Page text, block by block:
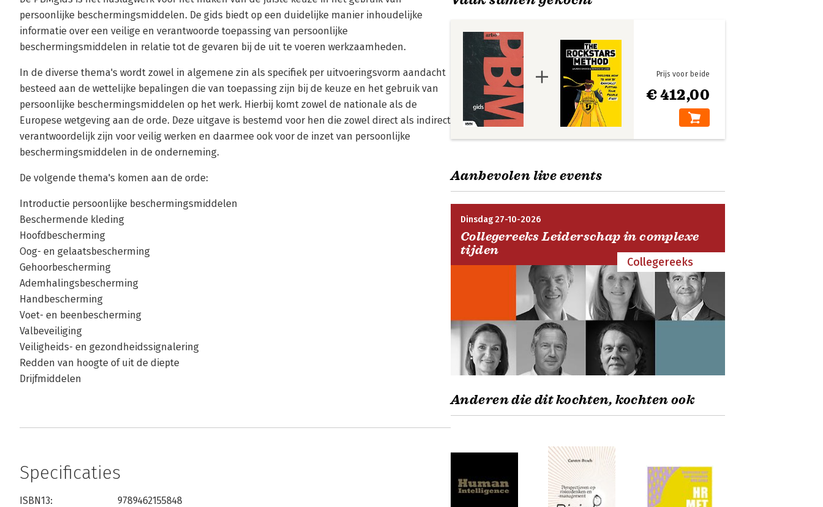
persoonlijke beschermingsmiddelen. De gids biedt op een duidelijke manier inhoudelijke
informatie over een veilige en verantwoorde toepassing van persoonlijke
beschermingsmiddelen in relatie tot de gevaren bij de uit te voeren werkzaamheden.
In de diverse thema's wordt zowel in algemene zin als specifiek per uitvoeringsvorm aandacht
besteed aan de wettelijke bepalingen die van toepassing zijn bij de keuze en het gebruik van
persoonlijke beschermingsmiddelen op het werk. Hierbij komt zowel de nationale als de
Europese wetgeving aan de orde. Deze uitgave is bestemd voor hen die zowel direct als indirect
verantwoordelijk zijn voor veilig werken en daarmee ook voor de inzet van persoonlijke
beschermingsmiddelen in de onderneming.
De volgende thema's komen aan de orde:
Introductie persoonlijke beschermingsmiddelen
Beschermende kleding
Hoofdbescherming
Oog- en gelaatsbescherming
Gehoorbescherming
Ademhalingsbescherming
Handbescherming
Voet- en beenbescherming
Valbeveiliging
Veiligheids- en gezondheidssignalering
Redden van hoogte of uit de diepte
Drijfmiddelen
Specificaties
ISBN13:
9789462155848
€ 412,00
Prijs voor beide
Aanbevolen live events
Dinsdag 27-10-2026
Collegereeks Leiderschap in complexe
tijden
Collegereeks
Anderen die dit kochten, kochten ook